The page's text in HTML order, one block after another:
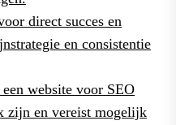
direct succes en
en consistentie
website voor SEO
zijn en vereist mogelijk